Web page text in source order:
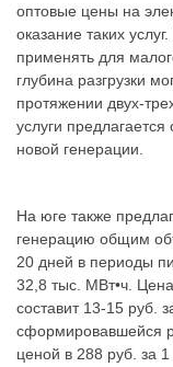
оптовые цены на
оказание таких
применять для
глубина разгрузки
протяжении двух-
услуги
новой генерации.
На юге также
генерацию общим
20 дней в периоды
32,8 тыс. МВт•ч.
составит 13-15 руб.
сформировавшейся
ценой в 288 руб. за 1